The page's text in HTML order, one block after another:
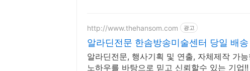
http://www.thehansom.com 광고
알라딘전문 한솜방송미술센터 당일 배
알라딘전문, 행사기획 및 연출, 자체제작 가
노하우를 바탕으로 믿고 신뢰할수 있는 기업!!